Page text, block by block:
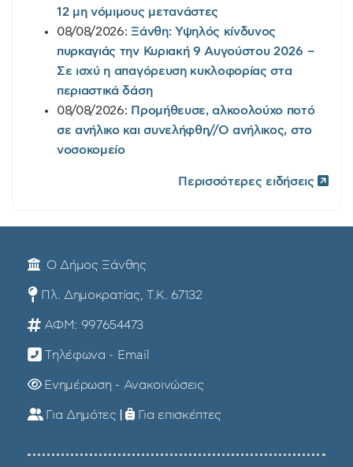
12 μη νόμιμους μετανάστες
08/08/2026: Ξάνθη: Υψηλός κίνδυνος
πυρκαγιάς την Κυριακή 9 Αυγούστου 2026 –
Σε ισχύ η απαγόρευση κυκλοφορίας στα
περιαστικά δάση
08/08/2026: Προμήθευσε, αλκοολούχο ποτό
σε ανήλικο και συνελήφθη//Ο ανήλικος, στο
νοσοκομείο
Περισσότερες ειδήσεις
Ο Δήμος Ξάνθης
Πλ. Δημοκρατίας, Τ.Κ. 67132
ΑΦΜ: 997654473
Τηλέφωνα - Email
Ενημέρωση - Ανακοινώσεις
Για Δημότες | Για επισκέπτες